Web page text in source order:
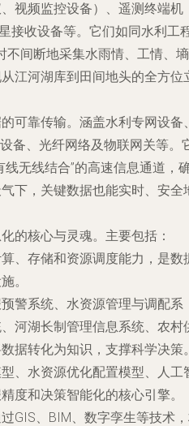
视频监控设备）、遥测终端机
接收设备等。它们如同水利工
不间断地采集水雨情、工情、墒
江河湖库到田间地头的全方位
的可靠传输。涵盖水利专网设备
备、光纤网络及物联网关等。
无线结合”的高速信息通道，
下，关键数据也能实时、安全
化的核心与灵魂。主要包括：
算、存储和资源调度能力，是数
。
预警系统、水资源管理与调配系
河湖长制管理信息系统、农村
据转化为知识，支撑科学决策
型、水资源优化配置模型、人工
度和决策智能化的核心引擎。
过GIS、BIM、数字孪生等技术